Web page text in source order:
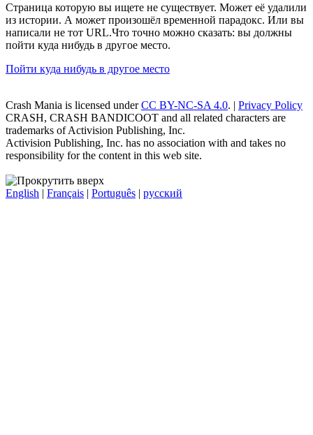
Страница которую вы ищете не существует. Может её удалили
из истории. А может произошёл временной парадокс. Или вы
написали не тот URL.Что точно можно сказать: вы должны
пойти куда нибудь в другое место.
Пойти куда нибудь в другое место
Crash Mania is licensed underCC BY-NC-SA 4.0. | Privacy Policy
CRASH, CRASH BANDICOOT and all related characters are
trademarks of Activision Publishing, Inc.
Activision Publishing, Inc. has no association with and takes no
responsibility for the content in this web site.
English | Français | Português | русский